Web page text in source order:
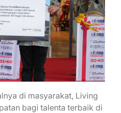
di masyarakat, Living
bagi talenta terbaik di